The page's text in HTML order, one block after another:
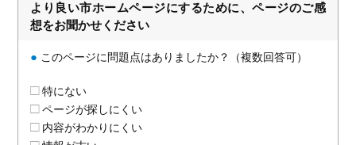
より良い市ホームページにするために、ページのご感
想をお聞かせください
● このページに問題点はありましたか？（複数回答可）
特にない
ページが探しにくい
内容がわかりにくい